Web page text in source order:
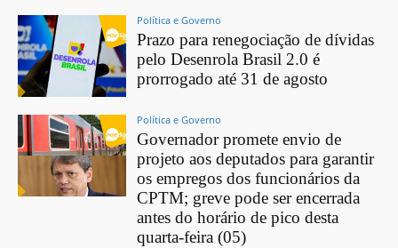
Política e Governo
Prazo para renegociação de dívidas
pelo Desenrola Brasil 2.0 é
prorrogado até 31 de agosto
Política e Governo
Governador promete envio de
projeto aos deputados para garantir
os empregos dos funcionários da
CPTM; greve pode ser encerrada
antes do horário de pico desta
quarta-feira (05)